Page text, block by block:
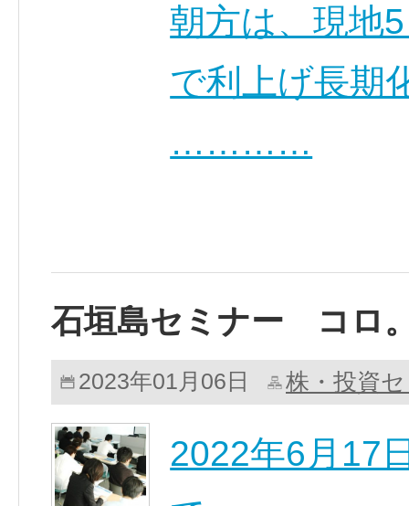
朝方は、現地
で利上げ長期
…………
石垣島セミナー コロ
2023年01月06日 株・投資
2022年6月17